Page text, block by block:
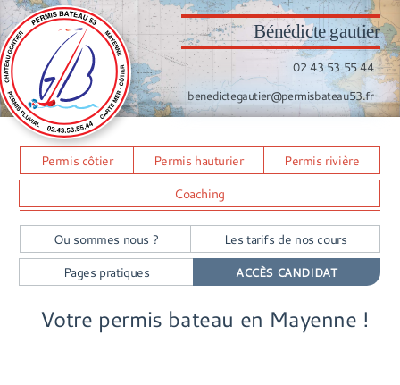
Bénédicte gautier
02 43 53 55 44
benedictegautier@permisbateau53.fr
Permis côtier Permis hauturier
Permis rivière
Coaching
Ou sommes nous ?
Les tarifs de nos cours
Pages pratiques
ACCÈS CANDIDAT
Votre permis bateau en Mayenne !